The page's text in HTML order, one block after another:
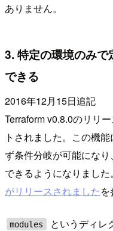
ありません。
3. 特定の環境のみ
できる
2016年12月15日追記
Terraform v0.8.0のリリ
トされました。この機
ず条件分岐が可能にな
できるようになりまし
がリリースされましたを
modules というディレ